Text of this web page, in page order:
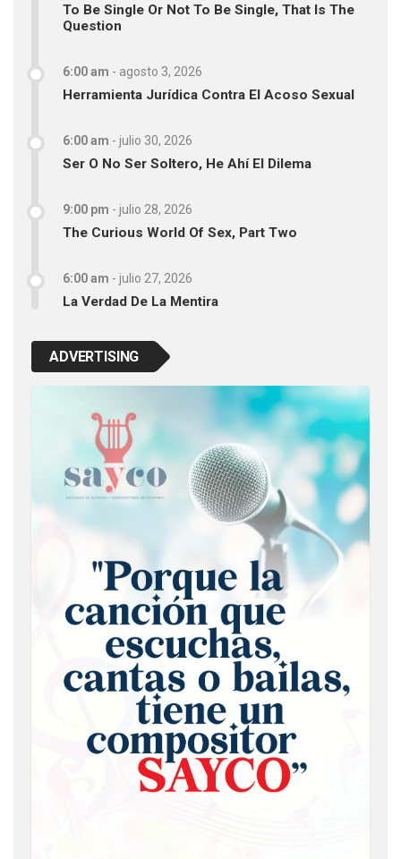
To Be Single Or Not To Be Single, That Is The
Question
6:00 am - agosto 3, 2026
Herramienta Jurídica Contra El Acoso Sexual
6:00 am - julio 30, 2026
Ser O No Ser Soltero, He Ahí El Dilema
9:00 pm - julio 28, 2026
The Curious World Of Sex, Part Two
6:00 am - julio 27, 2026
La Verdad De La Mentira
ADVERTISING